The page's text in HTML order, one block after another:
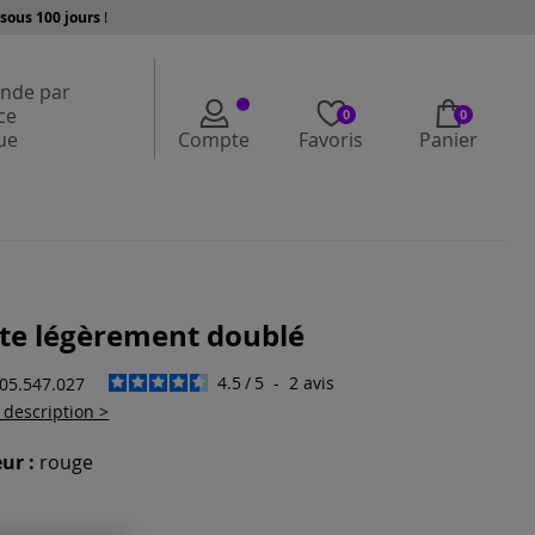
sous 100 jours !
par
Compte
0
Favoris
0
Panier
légèrement doublé
4.5 / 5 - 2avis
description >
: rouge
une couleur :